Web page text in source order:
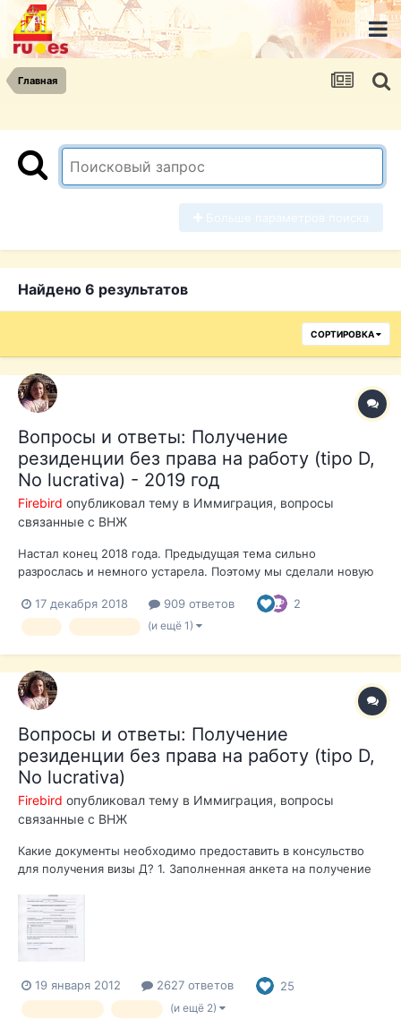
Главная
Найдено 6 результатов
СОРТИРОВКА
Вопросы и ответы: Получение
резиденции без права на работу (tipo D,
No lucrativa) - 2019 год
Firebird опубликовал тему в Иммиграция, вопросы
связанные с ВНЖ
Настал конец 2018 года. Предыдущая тема сильно
разрослась и немного устарела. Поэтому мы сделали новую
здесь Особо хотим обратить внимание, что не смотря на то,
что есть официальные требования для получения ВНЖ по No
17 декабря 2018 909 ответов 2
(и ещё 1)
Вопросы и ответы: Получение
резиденции без права на работу (tipo D,
No lucrativa)
Firebird опубликовал тему в Иммиграция, вопросы
связанные с ВНЖ
Какие документы необходимо предоставить в консульство
для получения визы Д? 1. Заполненная анкета на получение
Анкета / запрос разрешения на проживание (Formulario EX 01)
Форма анкеты; 3. Подтверждение владения недвижимостью
на...
19 января 2012 2627 ответов 25
(и ещё 2)